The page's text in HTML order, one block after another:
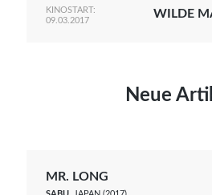
KINOSTART:
09.03.2017
WILDE
Neue
MR. LONG